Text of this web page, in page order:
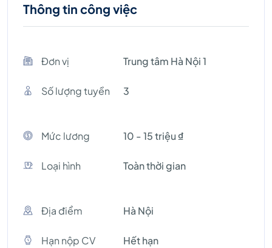
Thông tin công việc
Đơn vị Trung tâm Hà Nội 1
Số lượng tuyền 3
Mức lương 10 - 15 triệu ₫
Loại hình Toàn thời gian
Địa điểm Hà Nội
Hạn nộp CV Hết hạn